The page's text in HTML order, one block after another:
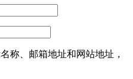
称、邮箱地址和网站地址，